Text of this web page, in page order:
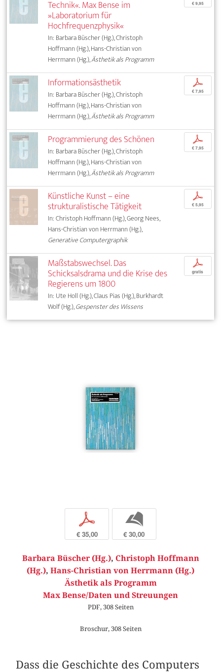
Technik«. Max Bense im
»Laboratorium für
Hochfrequenzphysik«
In: Barbara Büscher (Hg.), Christoph
Hoffmann (Hg.), Hans-Christian von
Herrmann (Hg.),Ästhetik als Programm
€ 9,95
Informationsästhetik
In: Barbara Büscher (Hg.), Christoph
Hoffmann (Hg.), Hans-Christian von
Herrmann (Hg.),Ästhetik als Programm
p
€ 7,95
Programmierung des Schönen
In: Barbara Büscher (Hg.), Christoph
Hoffmann (Hg.), Hans-Christian von
Herrmann (Hg.),Ästhetik als Programm
p
€ 7,95
Künstliche Kunst – eine
strukturalistische Tätigkeit
In: Christoph Hoffmann (Hg.), Georg Nees,
Hans-Christian von Herrmann (Hg.),
Generative Computergraphik
p
€ 5,95
Maßstabswechsel. Das
Schicksalsdrama und die Krise des
Regierens um 1800
In: Ute Holl (Hg.), Claus Pias (Hg.), Burkhardt
Wolf (Hg.),Gespenster des Wissens
p
gratis
p
€ 35,00
b
€ 30,00
Barbara Büscher (Hg.), Christoph Hoffmann
(Hg.), Hans-Christian von Herrmann (Hg.)
Ästhetik als Programm
Max Bense/Daten und Streuungen
PDF, 308 Seiten
Broschur, 308 Seiten
Dass die Geschichte des Computers